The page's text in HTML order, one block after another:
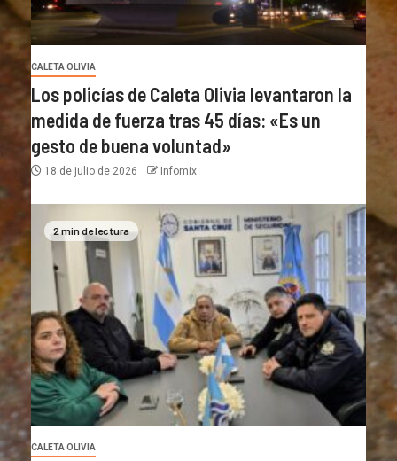
CALETA OLIVIA
Los policías de Caleta Olivia levantaron la
medida de fuerza tras 45 días: «Es un
gesto de buena voluntad»
18 de julio de 2026 Infomix
2 min de lectura
CALETA OLIVIA